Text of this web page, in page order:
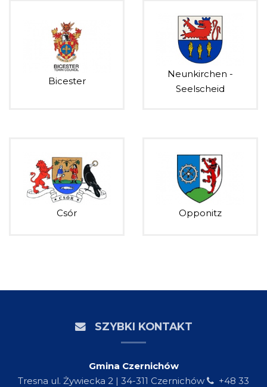
Bicester
Neunkirchen -
Seelscheid
Csór Opponitz
SZYBKI KONTAKT
Gmina Czernichów
Tresna ul. Żywiecka 2 | 34-311 Czernichów
+48 33